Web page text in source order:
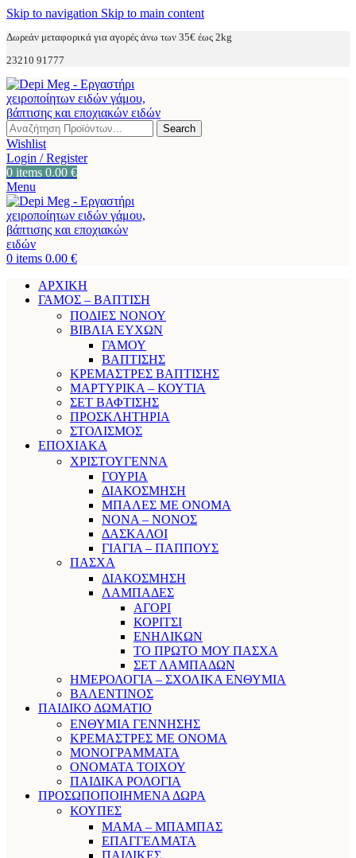
Skip to navigation Skip to main content
Δωρεάν μεταφορικά για αγορές άνω των 35€ έως 2kg
23210 91777
Search
Wishlist
Login / Register
0 items 0.00 €
Menu
0 items 0.00 €
ΑΡΧΙΚΗ
ΓΑΜΟΣ – ΒΑΠΤΙΣΗ
ΠΟΔΙΕΣ ΝΟΝΟΥ
ΒΙΒΛΙΑ ΕΥΧΩΝ
ΓΑΜΟΥ
ΒΑΠΤΙΣΗΣ
ΚΡΕΜΑΣΤΡΕΣ ΒΑΠΤΙΣΗΣ
ΜΑΡΤΥΡΙΚΑ – ΚΟΥΤΙΑ
ΣΕΤ ΒΑΦΤΙΣΗΣ
ΠΡΟΣΚΛΗΤΗΡΙΑ
ΣΤΟΛΙΣΜΟΣ
ΕΠΟΧΙΑΚΑ
ΧΡΙΣΤΟΥΓΕΝΝΑ
ΓΟΥΡΙΑ
ΔΙΑΚΟΣΜΗΣΗ
ΜΠΑΛΕΣ ΜΕ ΟΝΟΜΑ
ΝΟΝΑ – ΝΟΝΟΣ
ΔΑΣΚΑΛΟΙ
ΓΙΑΓΙΑ – ΠΑΠΠΟΥΣ
ΠΑΣΧΑ
ΔΙΑΚΟΣΜΗΣΗ
ΛΑΜΠΑΔΕΣ
ΑΓΟΡΙ
ΚΟΡΙΤΣΙ
ΕΝΗΛΙΚΩΝ
ΤΟ ΠΡΩΤΟ ΜΟΥ ΠΑΣΧΑ
ΣΕΤ ΛΑΜΠΑΔΩΝ
ΗΜΕΡΟΛΟΓΙΑ – ΣΧΟΛΙΚΑ ΕΝΘΥΜΙΑ
ΒΑΛΕΝΤΙΝΟΣ
ΠΑΙΔΙΚΟ ΔΩΜΑΤΙΟ
ΕΝΘΥΜΙΑ ΓΕΝΝΗΣΗΣ
ΚΡΕΜΑΣΤΡΕΣ ΜΕ ΟΝΟΜΑ
ΜΟΝΟΓΡΑΜΜΑΤΑ
ΟΝΟΜΑΤΑ ΤΟΙΧΟΥ
ΠΑΙΔΙΚΑ ΡΟΛΟΓΙΑ
ΠΡΟΣΩΠΟΠΟΙΗΜΕΝΑ ΔΩΡΑ
ΚΟΥΠΕΣ
ΜΑΜΑ – ΜΠΑΜΠΑΣ
ΕΠΑΓΓΕΛΜΑΤΑ
ΠΑΙΔΙΚΕΣ